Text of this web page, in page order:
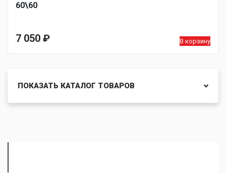
60\60
7 050 ₽ В корзину
ПОКАЗАТЬ КАТАЛОГ ТОВАРОВ